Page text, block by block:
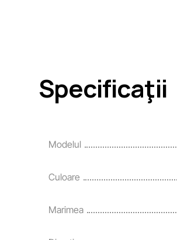
Specificaţii
Modelul
Culoare
Marimea